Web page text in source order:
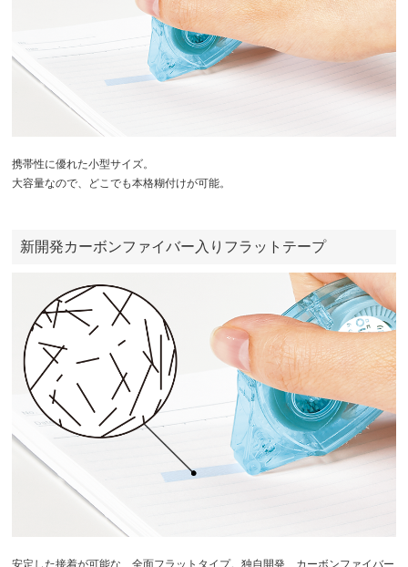
携帯性に優れた小型サイズ。
大容量なので、どこでも本格糊付けが可能。
新開発カーボンファイバー入りフラットテープ
安定した接着が可能な、全面フラットタイプ。独自開発、カーボンファイバー